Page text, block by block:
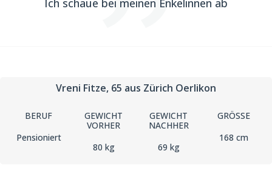
Ich schaue bei meinen Enkelinnen ab
Vreni Fitze, 65 aus Zürich Oerlikon
BERUF
Pensioniert
GEWICHT
VORHER
80 kg
GEWICHT
NACHHER
69 kg
GRÖSSE
168 cm